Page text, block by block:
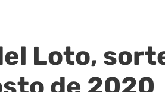
Loto,